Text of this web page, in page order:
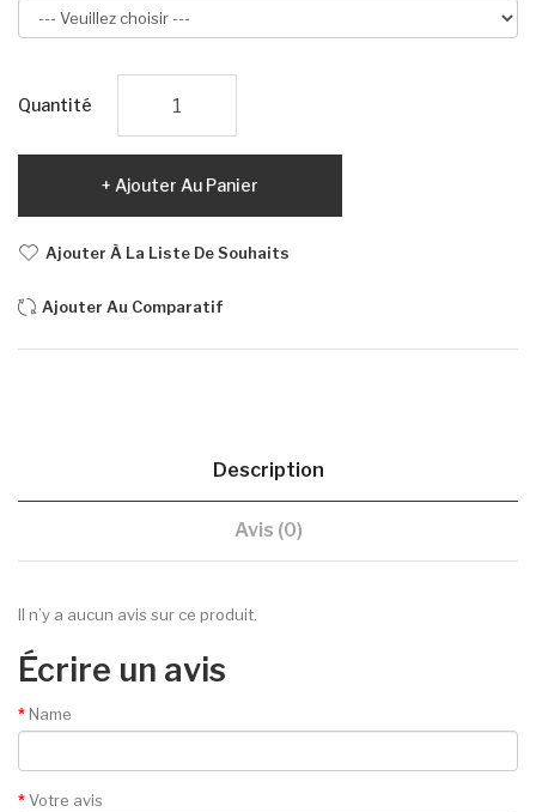
Quantité
Ajouter Au Panier
Ajouter À La Liste De Souhaits
Ajouter Au Comparatif
Description
Avis (0)
Il n’y a aucun avis sur ce produit.
Écrire un avis
Name
Votre avis